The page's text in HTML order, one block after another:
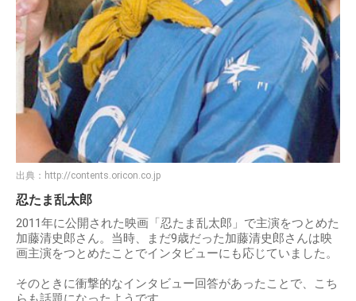
出典： http://contents.oricon.co.jp
忍たま乱太郎
2011年に公開された映画「忍たま乱太郎」で主演をつとめた
加藤清史郎さん。当時、まだ9歳だった加藤清史郎さんは映
画主演をつとめたことでインタビューにも応じていました。
そのときに衝撃的なインタビュー回答があったことで、こち